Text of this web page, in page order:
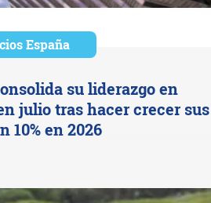
España
su liderazgo en
julio tras hacer crecer sus
10% en 2026